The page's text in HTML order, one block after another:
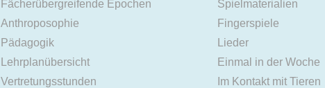
Fächerübergreifende Epochen
Anthroposophie
Pädagogik
Lehrplanübersicht
Vertretungsstunden
Spielmaterialien
Fingerspiele
Lieder
Einmal in der Woche
Im Kontakt mit Tieren